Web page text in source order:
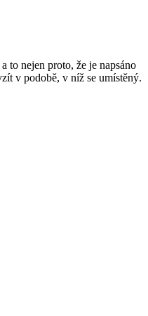
to nejen proto, že je napsáno
v podobě, v níž se umístěný.